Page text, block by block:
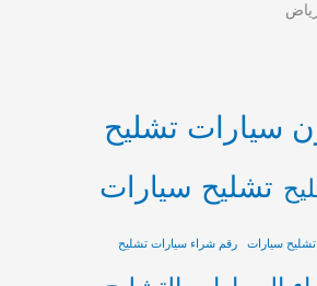
سيارات تشليح
تشليح سيارات
سيارات رقم شراء سيارات تشليح